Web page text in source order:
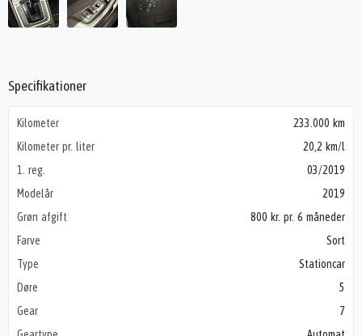
Specifikationer
Kilometer
233.000 km
Kilometer pr. liter
20,2 km/l
1. reg.
03/2019
Modelår
2019
Grøn afgift
800 kr. pr. 6 måneder
Farve
Sort
Type
Stationcar
Døre
5
Gear
7